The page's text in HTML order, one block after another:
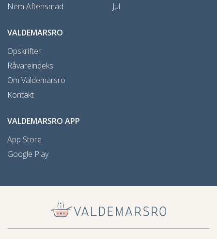
Nem Aftensmad
Jul
VALDEMARSRO
Opskrifter
Råvareindeks
Om Valdemarsro
Kontakt
VALDEMARSRO APP
App Store
Google Play